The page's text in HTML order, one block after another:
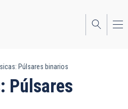
Púlsares binarios
Púlsares